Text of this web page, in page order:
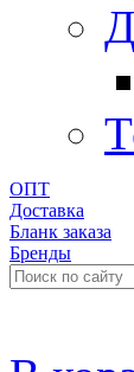
ОПТ
Доставка
Бланк заказа
Бренды